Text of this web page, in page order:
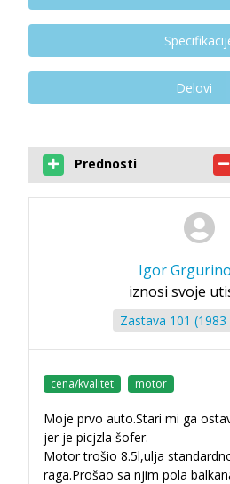
Delovi
Prednosti
Igor
iznosi svoje
Zastava 101 (1983
cena/kvalitet motor
Moje prvo auto.Stari mi ga
jer je picjzla šofer.
Motor trošio 8.5l,ulja
raga.Prošao sa njim pola